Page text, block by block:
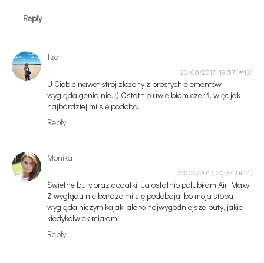
Reply
Iza
23/06/2017, 19:57
U Ciebie nawet strój złożony z prostych elementów
wygląda genialnie. :) Ostatnio uwielbiam czerń, więc jak
najbardziej mi się podoba.
Reply
Monika
23/06/2017, 20:34
Świetne buty oraz dodatki. Ja ostatnio polubiłam Air Maxy.
Z wyglądu nie bardzo mi się podobają, bo moja stopa
wygląda niczym kajak, ale to najwygodniejsze buty, jakie
kiedykolwiek miałam.
Reply